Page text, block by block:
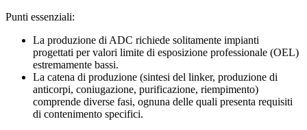
Punti essenziali:
La produzione di ADC richiede solitamente impianti
progettati per valori limite di esposizione professionale (OEL)
estremamente bassi.
La catena di produzione (sintesi del linker, produzione di
anticorpi, coniugazione, purificazione, riempimento)
comprende diverse fasi, ognuna delle quali presenta requisiti
di contenimento specifici.